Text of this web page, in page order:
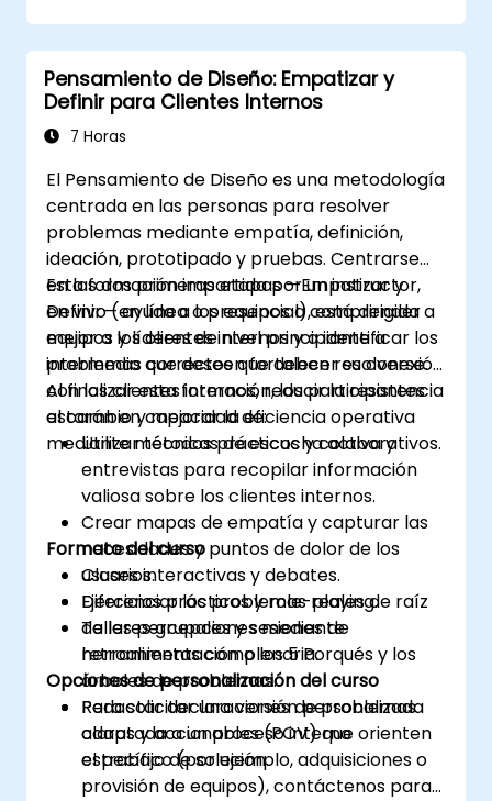
Pensamiento de Diseño: Empatizar y
Definir para Clientes Internos
7 Horas
El Pensamiento de Diseño es una metodología
centrada en las personas para resolver
problemas mediante empatía, definición,
ideación, prototipado y pruebas. Centrarse
en las dos primeras etapas —Empatizar y
Definir— ayuda a los equipos a comprender
mejor a los clientes internos y a identificar los
problemas correctos que deben resolverse.
Esta formación impartida por un instructor,
en vivo (en línea o presencial), está dirigida a
equipos y líderes de nivel principiante a
intermedio que deseen fortalecer su conexión
con los clientes internos, reducir la resistencia
al cambio y mejorar la eficiencia operativa
mediante métodos prácticos y colaborativos.
Al finalizar esta formación, los participantes
estarán en capacidad de:
Utilizar técnicas de escucha activa y
entrevistas para recopilar información
valiosa sobre los clientes internos.
Crear mapas de empatía y capturar las
necesidades y puntos de dolor de los
usuarios.
Diferenciar los problemas reales de raíz
de las percepciones mediante
herramientas como los 5 Porqués y los
árboles de problemas.
Redactar declaraciones de problemas
claras y accionables (POV) que orienten
el trabajo de solución.
Formato del curso
Clases interactivas y debates.
Ejercicios prácticos y role-playing.
Talleres grupales y sesiones de
retroalimentación plenaria.
Opciones de personalización del curso
Para solicitar una versión personalizada
adaptada a un proceso interno
específico (por ejemplo, adquisiciones o
provisión de equipos), contáctenos para